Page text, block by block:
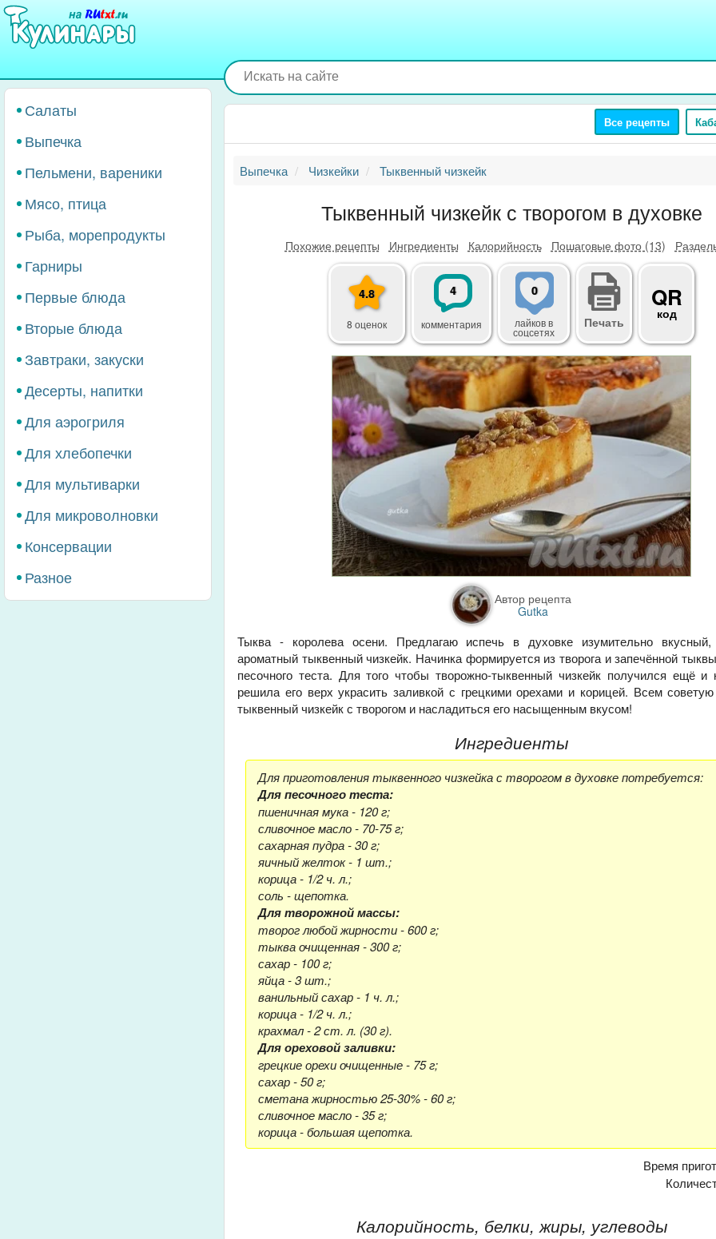
Перейти
основному
Салаты
Выпечка
Пельмени, вареники
Мясо, птица
Рыба, морепродукты
Гарниры
Первые блюда
Вторые блюда
Завтраки, закуски
Десерты, напитки
Для аэрогриля
Для хлебопечки
Для мультиварки
Для микроволновки
Консервации
Разное
Все рецепты
Выпечка Чизкейки Тыквенный чизкейк
Тыквенный чизкейк с творогом в духовке
Похожие рецепты Ингредиенты Калорийность Пошаговые фото (13)
4.8
8 оценок
4
комментария
0
лайковв
соцсетях
Печать
QR
код
Автор рецепта
Gutka
Тыква - королева осени. Предлагаю испечь в духовке изумительно
ароматный тыквенный чизкейк. Начинка формируется из творога и запечённой
песочного теста. Для того чтобы творожно-тыквенный чизкейк получился ещё
решила его верх украсить заливкой с грецкими орехами и корицей. Всем советую
тыквенный чизкейк с творогом и насладиться его насыщенным вкусом!
Ингредиенты
Для приготовления тыквенного чизкейка с творогом в духовке потребуется:
Для песочного теста:
пшеничная мука - 120 г;
сливочное масло - 70-75 г;
сахарная пудра - 30 г;
яичный желток - 1 шт.;
корица - 1/2 ч. л.;
соль - щепотка.
Для творожной массы:
творог любой жирности - 600 г;
тыква очищенная - 300 г;
сахар - 100 г;
яйца - 3 шт.;
ванильный сахар - 1 ч. л.;
корица - 1/2 ч. л.;
крахмал - 2 ст. л. (30 г).
Для ореховой заливки:
грецкие орехи очищенные - 75 г;
сахар - 50 г;
сметана жирностью 25-30% - 60 г;
сливочное масло - 35 г;
корица - большая щепотка.
Время
Калорийность, белки, жиры, углеводы